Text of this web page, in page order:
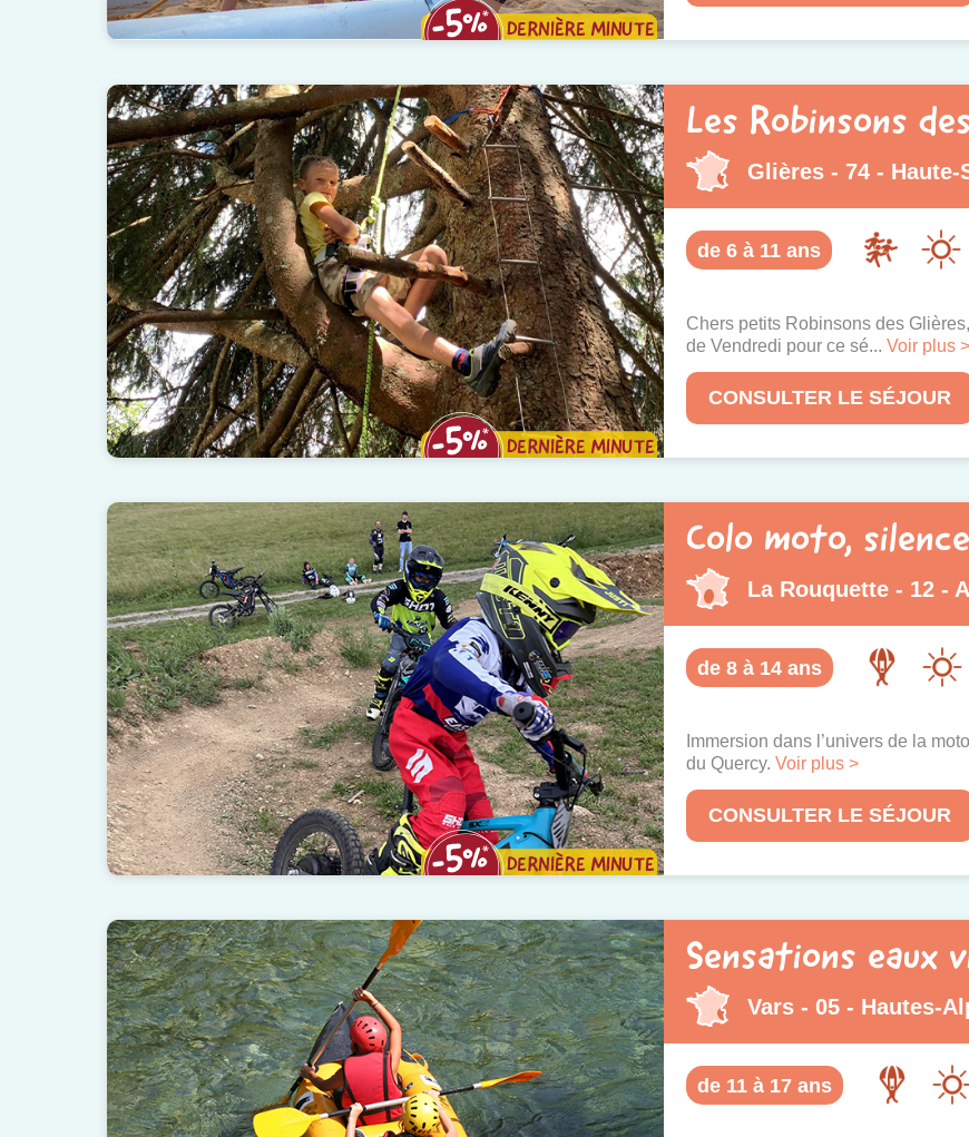
Les Robinsons
Glières - 74 - Haute-
de 6 à 11 ans
Chers petits Robinsons des
de Vendredi pour ce sé... Voir plus >
CONSULTER LE SÉJOUR
Colo moto,
La Rouquette - 12 -
de 8 à 14 ans
Immersion dans l’univers de la
du Quercy. Voir plus >
CONSULTER LE SÉJOUR
Sensations eaux
Vars - 05 - Hautes-
de 11 à 17 ans